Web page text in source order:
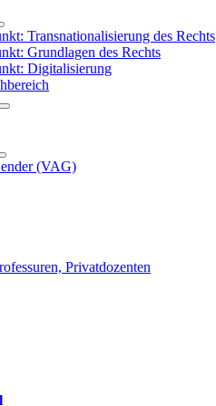
Transnationalisierung des Rechts
Grundlagen des Rechts
Digitalisierung
(VAG)
Privatdozenten